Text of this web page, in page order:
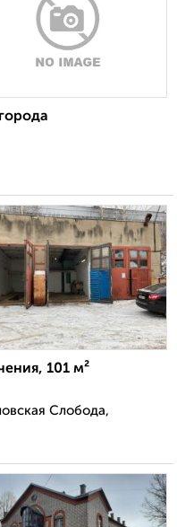
101 м²
Слобода,